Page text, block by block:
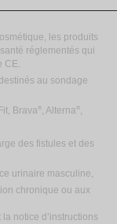
les produits
réglementés qui
CE.
au sondage
Brava ® , Alterna ® ,
des fistules et des
urinaire masculine,
chronique ou aux
notice d’instructions